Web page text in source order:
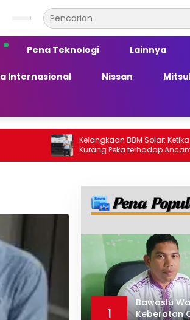
Pena Teknologi Lainnya
Internasional Nissan
Kelangkaan BBM Solar: Ketika
Kurang Peka terhadap Ancaman
Ekonomi Daerah
1
Bawaslu
Keberatan